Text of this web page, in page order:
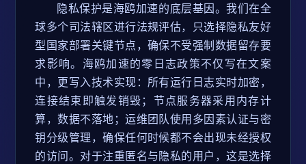
隐私保护是海鸥加速的底层基因。我们在全
球多个司法辖区进行法规评估，只选择隐私友好
型国家部署关键节点，确保不受强制数据留存要
求影响。海鸥加速的零日志政策不仅写在文案
中，更写入技术实现：所有运行日志实时加密，
连接结束即触发销毁；节点服务器采用内存计
算，数据不落地；运维团队使用多因素认证与密
钥分级管理，确保任何时候都不会出现未经授权
的访问。对于注重匿名与隐私的用户，这是选择